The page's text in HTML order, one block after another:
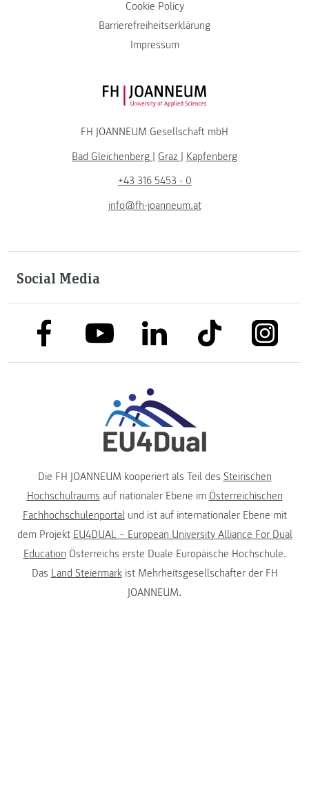
Cookie Policy
Barrierefreiheitserklärung
Impressum
FH JOANNEUM Logo
FH JOANNEUM Gesellschaft mbH
Bad Gleichenberg | Graz | Kapfenberg
+43 316 5453 - 0
info@fh-joanneum.at
Social Media
link to facebooklink to youtubelink to linkedinlink to tiktok link to
Die FH JOANNEUM kooperiert als Teil des Steirischen
Hochschulraums auf nationaler Ebene im Österreichischen
Fachhochschulenportalund ist auf internationaler Ebene mit
dem Projekt EU4DUAL – European University Alliance For Dual
Education Österreichs erste Duale Europäische Hochschule.
Das Land Steiermarkist Mehrheitsgesellschafter der FH
JOANNEUM.